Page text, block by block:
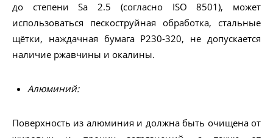
до степени Sa 2.5 (согласно ISO 8501), может
использоваться пескоструйная обработка, стальные
щётки, наждачная бумага Р230-320, не допускается
наличие ржавчины и окалины.
Алюминий:
Поверхность из алюминия и должна быть очищена от